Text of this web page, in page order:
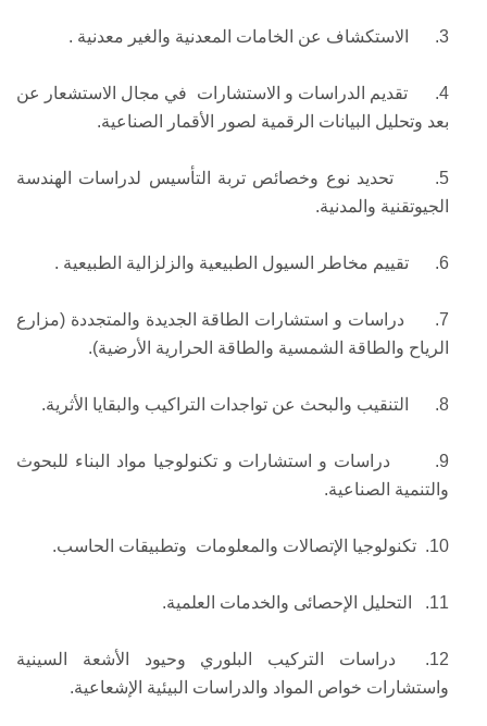
3. الاستكشاف عن الخامات المعدنية والغير معدنية .
4.
تقديم الدراسات و الاستشارات في مجال الاستشعار عن
بعد وتحليل البيانات الرقمية لصور الأقمار الصناعية.
5.
تحديد نوع وخصائص تربة التأسيس لدراسات الهندسة
الجيوتقنية والمدنية.
6. تقييم مخاطر السيول الطبيعية والزلزالية الطبيعية .
7.
دراسات و استشارات الطاقة الجديدة والمتجددة (مزارع
الرياح والطاقة الشمسية والطاقة الحرارية الأرضية).
8. التنقيب والبحث عن تواجدات التراكيب والبقايا الأثرية.
9.
دراسات و استشارات و تكنولوجيا مواد البناء للبحوث
والتنمية الصناعية.
10. تكنولوجيا الإتصالات والمعلومات وتطبيقات الحاسب.
11. التحليل الإحصائى والخدمات العلمية.
12.
دراسات التركيب البلوري وحيود الأشعة السينية
واستشارات خواص المواد والدراسات البيئية الإشعاعية.